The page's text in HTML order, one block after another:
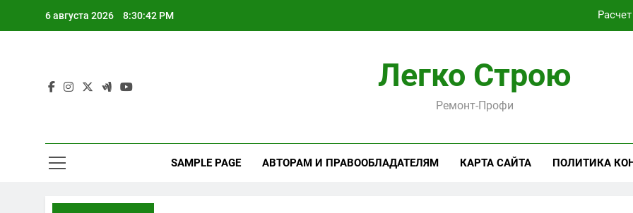
6 августа 2026 8:30:43 PM
Виртуальная платёжная карта за 5 минут без
Критерии выбора пластиковых окон
Как проходит практическая подготовка по
Легко Строю
Ремонт-Профи
SAMPLE PAGE АВТОРАМ И ПРАВООБЛАДАТЕЛЯМ КАРТА САЙТА ПОЛИТИКА